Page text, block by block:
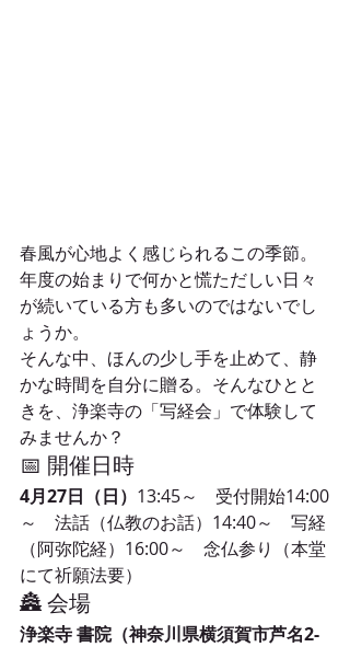
春風が心地よく感じられるこの季節。
年度の始まりで何かと慌ただしい日々
が続いている方も多いのではないでし
ょうか。
そんな中、ほんの少し手を止めて、静
かな時間を自分に贈る。そんなひとと
きを、浄楽寺の「写経会」で体験して
みませんか？
📅 開催日時
4月27日（日） 13:45～　受付開始14:00
～　法話（仏教のお話）14:40～　写経
（阿弥陀経）16:00～　念仏参り（本堂
にて祈願法要）
🏯 会場
浄楽寺 書院（神奈川県横須賀市芦名2-